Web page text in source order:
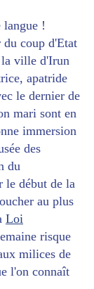
langue !
du coup d'Etat
la ville d'Irun
apatride
le dernier de
mari sont en
immersion
des
du
le début de la
au plus
Loi
risque
milices de
l'on connaît